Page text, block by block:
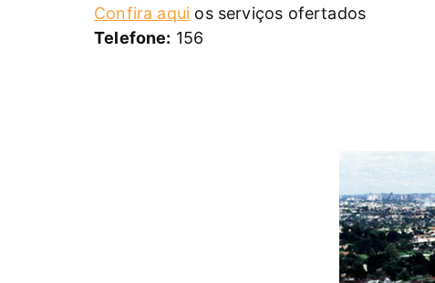
Confira aqui os serviços ofertados
Telefone: 156